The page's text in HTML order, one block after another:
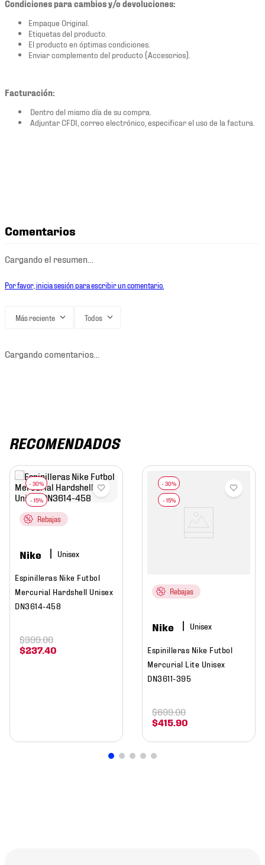
Condiciones para cambios y/o devoluciones:
Empaque Original.
Etiquetas del producto.
El producto en óptimas condiciones.
Enviar complemento del producto (Accesorios).
Facturación:
Dentro del mismo día de su compra.
Adjuntar CFDI, correo electrónico, especificar el uso de la factura.
Comentarios
Cargando el resumen…
Por favor, inicia sesión para escribir un comentario.
Más reciente Todos
Cargando comentarios…
RECOMENDADOS
Rebajas
Nike
Espinilleras Nike Futbol
Mercurial Hardshell Unisex
DN3614-458
$237.40
$399.00
Rebajas
Nike
Espinilleras Nike Futbol
Mercurial Lite Unisex
DN3611-395
$415.90
$699.00